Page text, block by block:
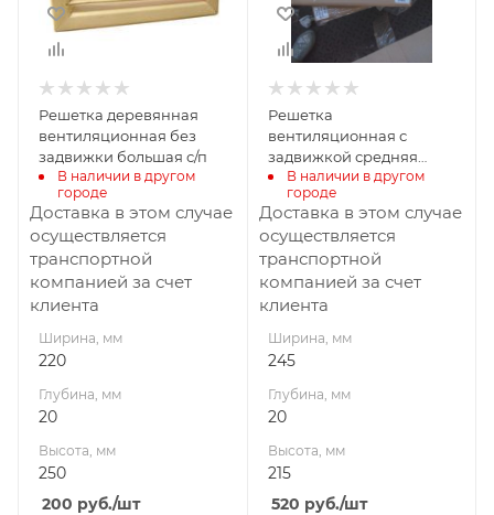
250
Решетка деревянная
вентиляционная без
задвижки большая с/п
В наличии в другом
городе
Доставка в этом случае
осуществляется
транспортной
компанией за счет
клиента
Ширина, мм
220
Глубина, мм
20
Высота, мм
250
200 руб./шт
215
Решетка
вентиляционная с
задвижкой средняя
Ольха 245*215 с/п
В наличии в другом
городе
Доставка в этом случае
осуществляется
транспортной
компанией за счет
клиента
Ширина, мм
245
Глубина, мм
20
Высота, мм
215
520 руб./шт